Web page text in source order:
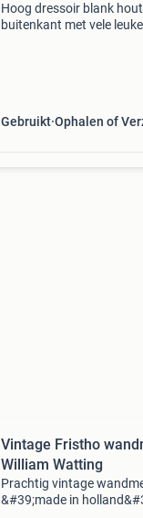
Hoog dressoir blank
buitenkant met vele
Gebruikt Ophalen of
Vintage Fristho
William Watting
Prachtig vintage
&#39;made in